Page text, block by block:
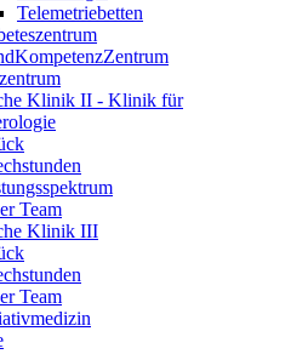
Telemetriebetten
Klinik II - Klinik für
Team
Klinik III
Team